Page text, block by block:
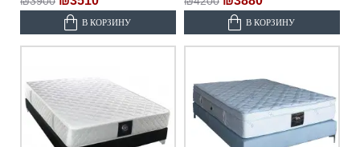
В КОРЗИНУ В КОРЗИНУ